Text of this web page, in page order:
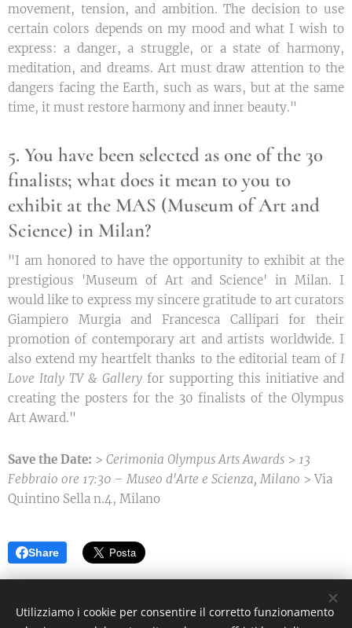
movement, tension, and ambition. The decision to use
certain colors depends on my mood and what I wish to
express: a danger, a struggle, or a state of harmony,
meditation, and dreams. Art must draw attention to the
dangers facing the Earth, such as wars, but at the same
time, it must restore harmony and inner beauty."
5. You have been selected as one of the 30
finalists; what does it mean to you to
exhibit at the MAS (Museum of Art and
Science) in Milan?
"I am honored to have the opportunity to exhibit at the
prestigious 'Museum of Art and Science' in Milan. I
would like to express my sincere gratitude to art curators
Giampiero Murgia and Francesca Callipari for their
promotion of contemporary art and artists worldwide. I
also extend my heartfelt thanks to the editorial team of I
Love Italy TV & Gallery for supporting this initiative and
creating the posters for the 30 finalists of the Olympus
Art Award."
Save the Date: > Cerimonia Olympus Arts Awards > 13
Febbraio ore 17:30 – Museo d'Arte e Scienza, Milano > Via
Quintino Sella n.4, Milano
Share
Utilizziamo i cookie per consentire il corretto funzionamento